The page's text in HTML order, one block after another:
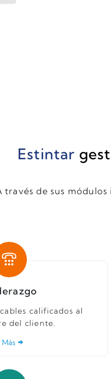
Estintar
través de sus
calificados al
del cliente.
Más